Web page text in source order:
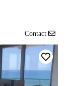
Contact